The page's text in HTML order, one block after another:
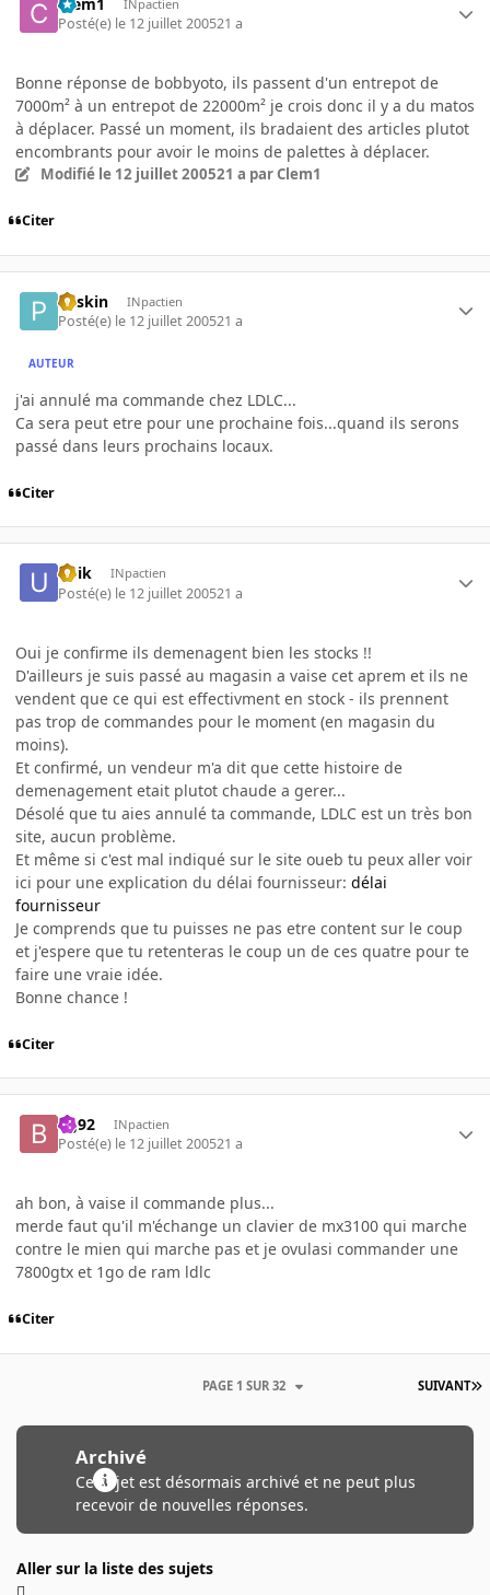
INpactien
Posté(e) le 12 juillet 200521 a
Bonne réponse de bobbyoto, ils passent d'un entrepot de
7000m² à un entrepot de 22000m² je crois donc il y a du matos
à déplacer. Passé un moment, ils bradaient des articles plutot
encombrants pour avoir le moins de palettes à déplacer.
Modifié le 12 juillet 200521 a par Clem1
Citer
Pliskin INpactien
Posté(e) le 12 juillet 200521 a
AUTEUR
j'ai annulé ma commande chez LDLC...
Ca sera peut etre pour une prochaine fois...quand ils serons
passé dans leurs prochains locaux.
Citer
ubik INpactien
Posté(e) le 12 juillet 200521 a
Oui je confirme ils demenagent bien les stocks !!
D'ailleurs je suis passé au magasin a vaise cet aprem et ils ne
vendent que ce qui est effectivment en stock - ils prennent
pas trop de commandes pour le moment (en magasin du
moins).
Et confirmé, un vendeur m'a dit que cette histoire de
demenagement etait plutot chaude a gerer...
Désolé que tu aies annulé ta commande, LDLC est un très bon
site, aucun problème.
Et même si c'est mal indiqué sur le site oueb tu peux aller voir
ici pour une explication du délai fournisseur: délai
fournisseur
Je comprends que tu puisses ne pas etre content sur le coup
et j'espere que tu retenteras le coup un de ces quatre pour te
faire une vraie idée.
Bonne chance !
Citer
bg92 INpactien
Posté(e) le 12 juillet 200521 a
ah bon, à vaise il commande plus...
merde faut qu'il m'échange un clavier de mx3100 qui marche
contre le mien qui marche pas et je ovulasi commander une
7800gtx et 1go de ram ldlc
Citer
SUIVANT
PAGE 1 SUR 32
Archivé
Ce sujet est désormais archivé et ne peut plus
recevoir de nouvelles réponses.
Aller sur la liste des sujets